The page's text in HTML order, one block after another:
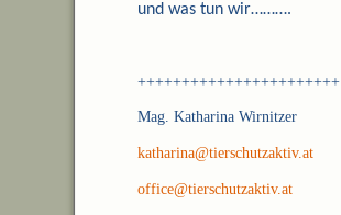
und was tun wir……….
+++++++++++++++++++++++
Mag. Katharina Wirnitzer
katharina@tierschutzaktiv.at
office@tierschutzaktiv.at